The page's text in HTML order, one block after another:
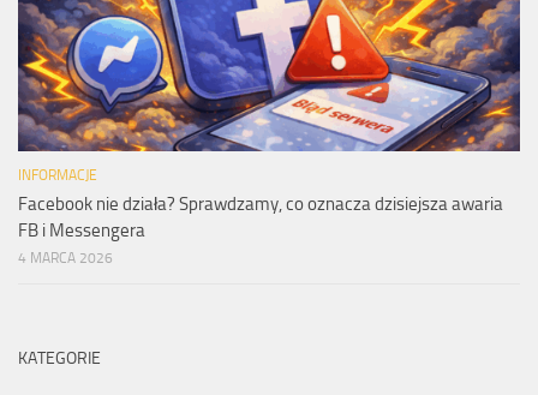
INFORMACJE
Facebook nie działa? Sprawdzamy, co oznacza dzisiejsza awaria
FB i Messengera
4 MARCA 2026
KATEGORIE